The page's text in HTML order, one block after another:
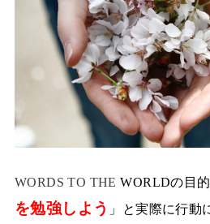
WORDS TO THEWORLDの目
を勉強しよう 」と実際に行動